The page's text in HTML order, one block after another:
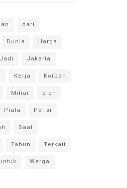
dari
Dunia
Harga
Jadi
Jakarta
Kerja
Korban
Miliar
oleh
Piala
Polisi
Saat
Tahun
Terkait
untuk
Warga